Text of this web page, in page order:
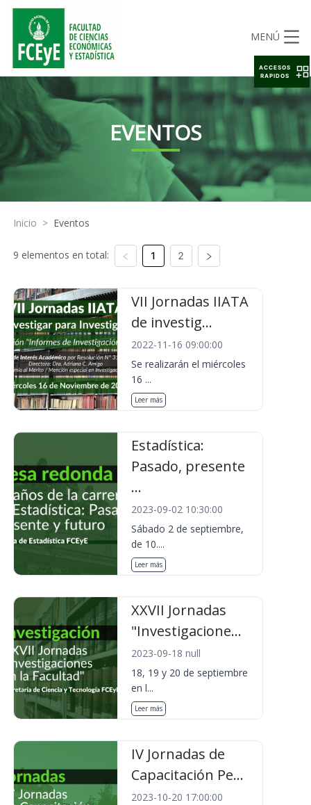
MENÚ
EVENTOS
Inicio > Eventos
9 elementos en total: 1 2
VII Jornadas IIATA
de investig...
2022-11-16 09:00:00
Se realizarán el miércoles
16 ...
Leer más
Estadística:
Pasado, presente
...
2023-09-02 10:30:00
Sábado 2 de septiembre,
de 10....
Leer más
XXVII Jornadas
"Investigacione...
2023-09-18 null
18, 19 y 20 de septiembre
en l...
Leer más
IV Jornadas de
Capacitación Pe...
2023-10-20 17:00:00
ACCESOS
RAPIDOS